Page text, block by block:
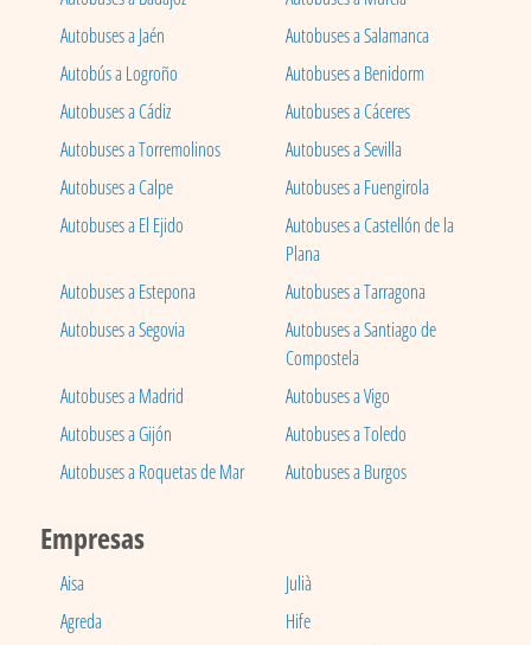
Autobuses a Jaén
Autobuses a Salamanca
Autobús a Logroño
Autobuses a Benidorm
Autobuses a Cádiz
Autobuses a Cáceres
Autobuses a Torremolinos
Autobuses a Sevilla
Autobuses a Calpe
Autobuses a Fuengirola
Autobuses a El Ejido
Autobuses a Castellón de la
Plana
Autobuses a Estepona
Autobuses a Tarragona
Autobuses a Segovia
Autobuses a Santiago de
Compostela
Autobuses a Madrid
Autobuses a Vigo
Autobuses a Gijón
Autobuses a Toledo
Autobuses a Roquetas de Mar
Autobuses a Burgos
Empresas
Aisa
Julià
Agreda
Hife